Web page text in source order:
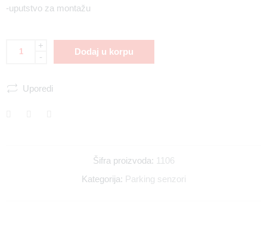
-uputstvo za montažu
+
-
Dodaj u korpu
Uporedi
Šifra proizvoda: 1106
Kategorija: Parking senzori